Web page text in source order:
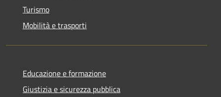
Turismo
Mobilità e trasporti
Educazione e formazione
Giustizia e sicurezza pubblica